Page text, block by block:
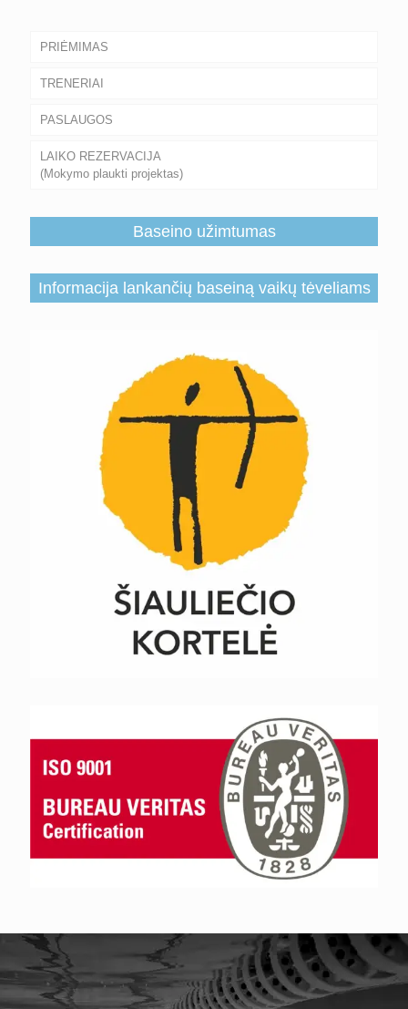
PRIĖMIMAS
TRENERIAI
PASLAUGOS
LAIKO REZERVACIJA
(Mokymo plaukti projektas)
Baseino užimtumas
Informacija lankančių baseiną vaikų tėveliams